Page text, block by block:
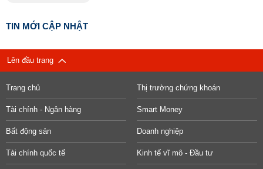
TIN MỚI CẬP NHẬT
Lên đầu trang
Trang chủ Thị trường chứng khoán
Tài chính - Ngân hàng Smart Money
Bất động sản Doanh nghiệp
Tài chính quốc tế Kinh tế vĩ mô - Đầu tư